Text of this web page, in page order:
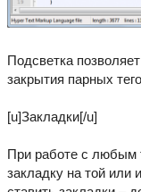
Подсветка
закрытия парных
[u]Закладки[/u]
При работе с любым
закладку на той или